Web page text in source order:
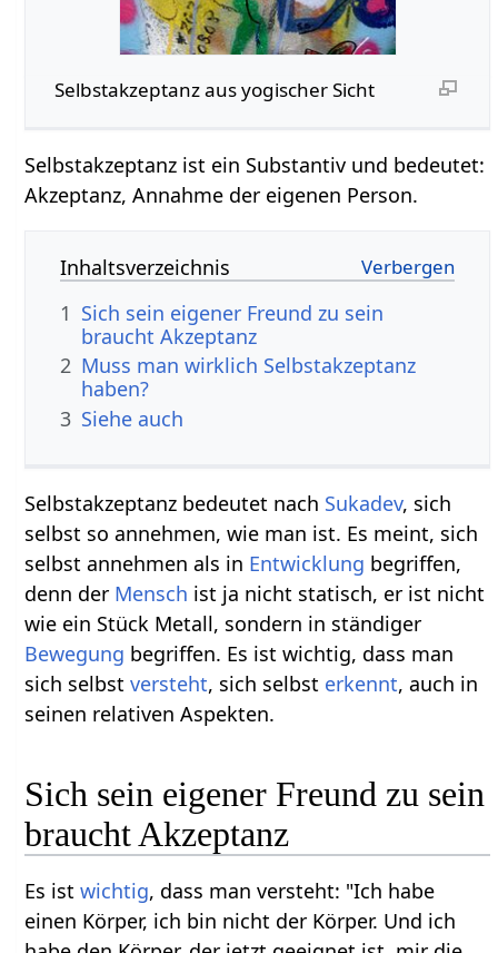
Selbstakzeptanz aus yogischer Sicht
Selbstakzeptanz‏‎ ist ein Substantiv und bedeutet:
Akzeptanz, Annahme der eigenen Person.
Inhaltsverzeichnis
1 Sich sein eigener Freund zu sein
braucht Akzeptanz
2 Muss man wirklich Selbstakzeptanz
haben?
3 Siehe auch
Selbstakzeptanz bedeutet nach Sukadev, sich
selbst so annehmen, wie man ist. Es meint, sich
selbst annehmen als in Entwicklung begriffen,
denn der Mensch ist ja nicht statisch, er ist nicht
wie ein Stück Metall, sondern in ständiger
Bewegung begriffen. Es ist wichtig, dass man
sich selbstversteht, sich selbst erkennt, auch in
seinen relativen Aspekten.
Sich sein eigener Freund zu sein
braucht Akzeptanz
Es istwichtig, dass man versteht: "Ich habe
einen Körper, ich bin nicht der Körper. Und ich